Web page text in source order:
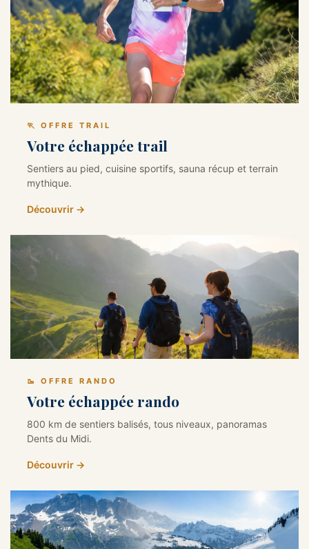
🏃 OFFRE TRAIL
Votre échappée trail
Sentiers au pied, cuisine sportifs, sauna récup et terrain
mythique.
Découvrir →
🥾 OFFRE RANDO
Votre échappée rando
800 km de sentiers balisés, tous niveaux, panoramas
Dents du Midi.
Découvrir →